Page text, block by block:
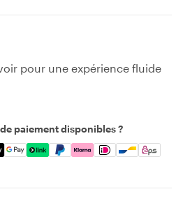
pour une expérience fluide
paiement disponibles ?
Discover, Apple Pay, Google